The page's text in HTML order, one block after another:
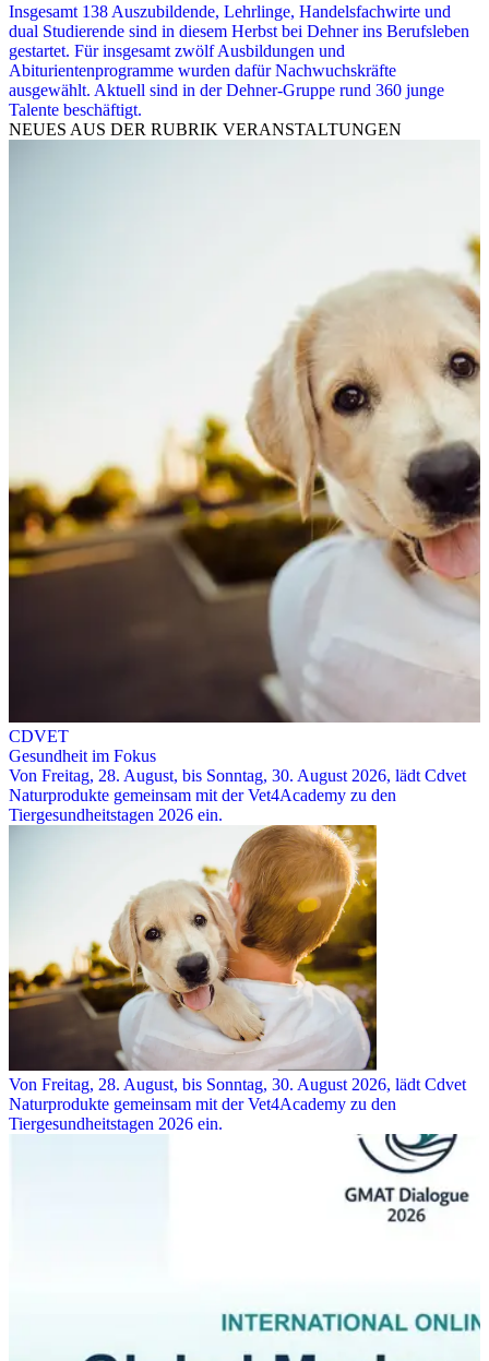
Insgesamt 138 Auszubildende, Lehrlinge, Handelsfachwirte und
dual Studierende sind in diesem Herbst bei Dehner ins Berufsleben
gestartet. Für insgesamt zwölf Ausbildungen und
Abiturientenprogramme wurden dafür Nachwuchskräfte
ausgewählt. Aktuell sind in der Dehner-Gruppe rund 360 junge
Talente beschäftigt.
NEUES AUS DER RUBRIK VERANSTALTUNGEN
CDVET
Gesundheit im Fokus
Von Freitag, 28. August, bis Sonntag, 30. August 2026, lädt Cdvet
Naturprodukte gemeinsam mit der Vet4Academy zu den
Tiergesundheitstagen 2026 ein.
Von Freitag, 28. August, bis Sonntag, 30. August 2026, lädt Cdvet
Naturprodukte gemeinsam mit der Vet4Academy zu den
Tiergesundheitstagen 2026 ein.